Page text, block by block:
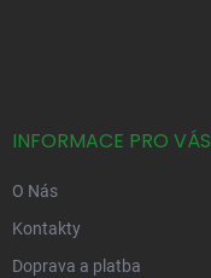
INFORMACE PRO VÁS
O Nás
Kontakty
Doprava a platba